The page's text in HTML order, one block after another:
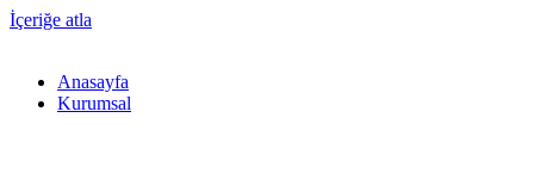
İçeriğe atla
Anasayfa
Kurumsal